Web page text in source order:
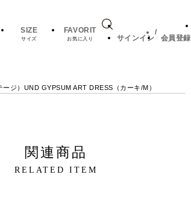
SIZE
サイズ
FAVORIT
お気に入り サインイン
/
会員登録
ジ）UND GYPSUM ART DRESS（カーキ/M）
関連商品
RELATED ITEM